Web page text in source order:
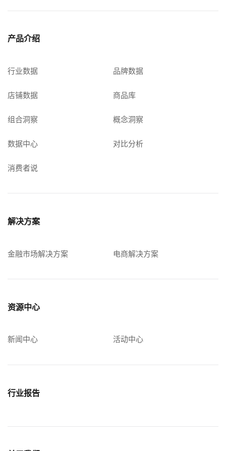
产品介绍
行业数据 品牌数据
店铺数据 商品库
组合洞察 概念洞察
数据中心 对比分析
消费者说
解决方案
金融市场解决方案 电商解决方案
资源中心
新闻中心 活动中心
行业报告